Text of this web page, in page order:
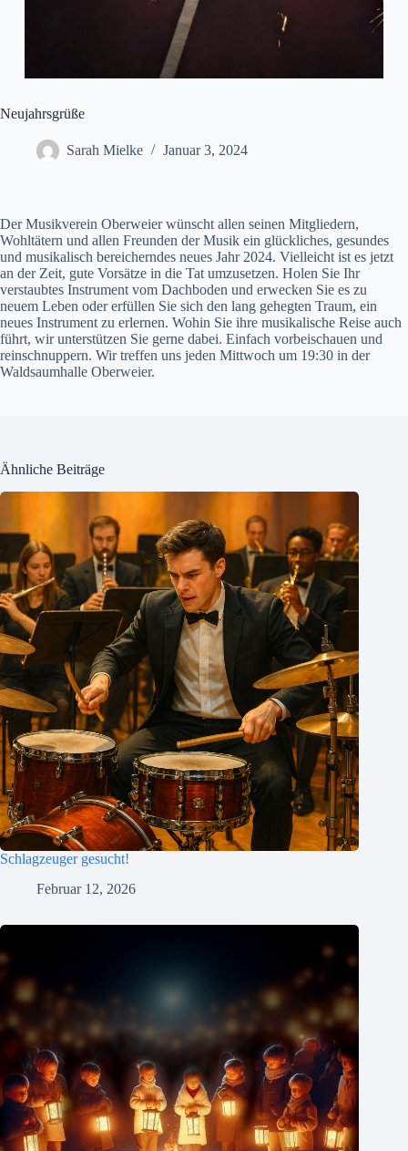
Neujahrsgrüße
Sarah Mielke Januar 3, 2024
Der Musikverein Oberweier wünscht allen seinen Mitgliedern,
Wohltätern und allen Freunden der Musik ein glückliches, gesundes
und musikalisch bereicherndes neues Jahr 2024. Vielleicht ist es jetzt
an der Zeit, gute Vorsätze in die Tat umzusetzen. Holen Sie Ihr
verstaubtes Instrument vom Dachboden und erwecken Sie es zu
neuem Leben oder erfüllen Sie sich den lang gehegten Traum, ein
neues Instrument zu erlernen. Wohin Sie ihre musikalische Reise auch
führt, wir unterstützen Sie gerne dabei. Einfach vorbeischauen und
reinschnuppern. Wir treffen uns jeden Mittwoch um 19:30 in der
Waldsaumhalle Oberweier.
Ähnliche Beiträge
Schlagzeuger gesucht!
Februar 12, 2026